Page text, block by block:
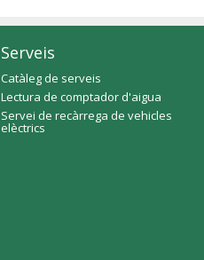
Serveis
Catàleg de serveis
Lectura de comptador d'aigua
Servei de recàrrega de vehicles
elèctrics